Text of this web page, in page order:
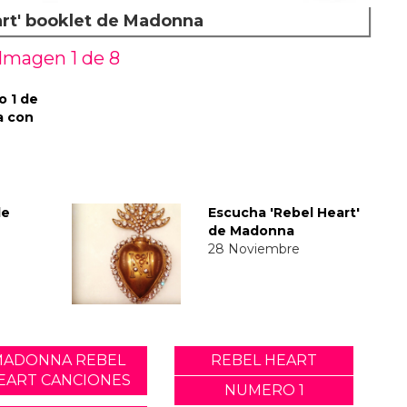
booklet de Madonna
1 de 8
1 de
con
Escucha 'Rebel Heart'
de Madonna
28 Noviembre
REBEL
CANCIONES
REBEL HEART
NUMERO 1